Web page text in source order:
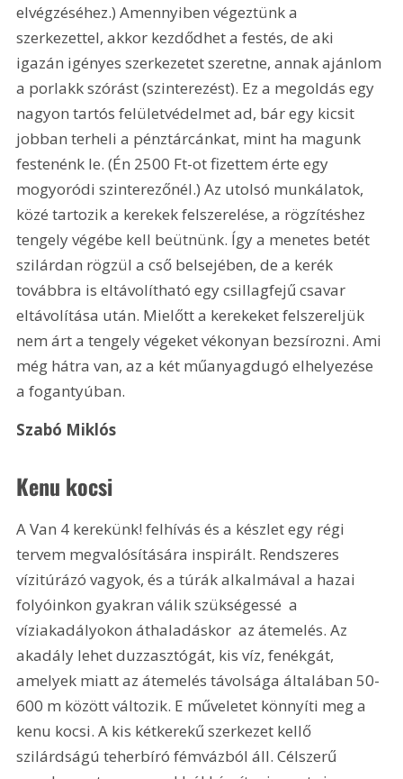
elvégzéséhez.) Amennyiben végeztünk a
szerkezettel, akkor kezdődhet a festés, de aki
igazán igényes szerkezetet szeretne, annak ajánlom
a porlakk szórást (szinterezést). Ez a megoldás egy
nagyon tartós felületvédelmet ad, bár egy kicsit
jobban terheli a pénztárcánkat, mint ha magunk
festenénk le. (Én 2500 Ft-ot fizettem érte egy
mogyoródi szinterezőnél.) Az utolsó munkálatok,
közé tartozik a kerekek felszerelése, a rögzítéshez
tengely végébe kell beütnünk. Így a menetes betét
szilárdan rögzül a cső belsejében, de a kerék
továbbra is eltávolítható egy csillagfejű csavar
eltávolítása után. Mielőtt a kerekeket felszereljük
nem árt a tengely végeket vékonyan bezsírozni. Ami
még hátra van, az a két műanyagdugó elhelyezése
a fogantyúban.
Szabó Miklós
Kenu kocsi
A Van 4 kerekünk! felhívás és a készlet egy régi
tervem megvalósítására inspirált. Rendszeres
vízitúrázó vagyok, és a túrák alkalmával a hazai
folyóinkon gyakran válik szükségessé  a
víziakadályokon áthaladáskor  az átemelés. Az
akadály lehet duzzasztógát, kis víz, fenékgát,
amelyek miatt az átemelés távolsága általában 50-
600 m között változik. E műveletet könnyíti meg a
kenu kocsi. A kis kétkerekű szerkezet kellő
szilárdságú teherbíró fémvázból áll. Célszerű